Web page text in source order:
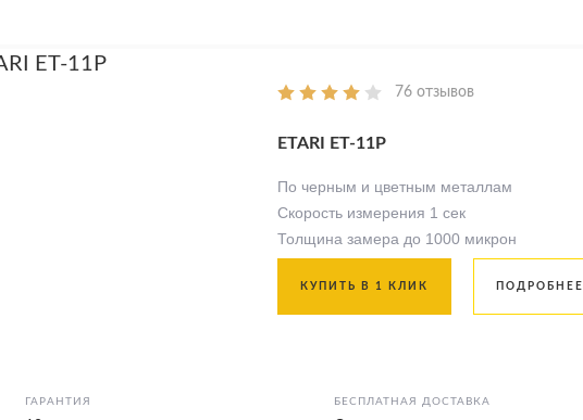
76 отзывов
ETARI ЕТ-11Р
По черным и цветным металлам
Скорость измерения 1 сек
Толщина замера до 1000 микрон
ГАРАНТИЯ БЕСПЛАТНАЯ ДОСТАВКА
КУПИТЬ В 1 КЛИК ПОДРОБНЕЕ